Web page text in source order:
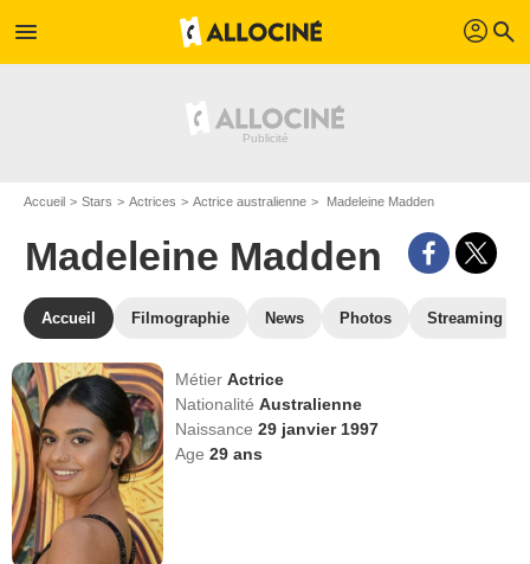
menu profil search
Accueil Stars Actrices Actrice australienne Madeleine Madden
Madeleine Madden
Accueil Filmographie News Photos Streaming
MétierActrice
NationalitéAustralienne
Naissance29 janvier 1997
Age29 ans